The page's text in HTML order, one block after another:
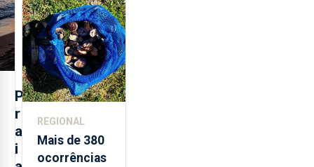
P
r
a
i
Açores
REGIONAL
Mais de 380
ocorrências